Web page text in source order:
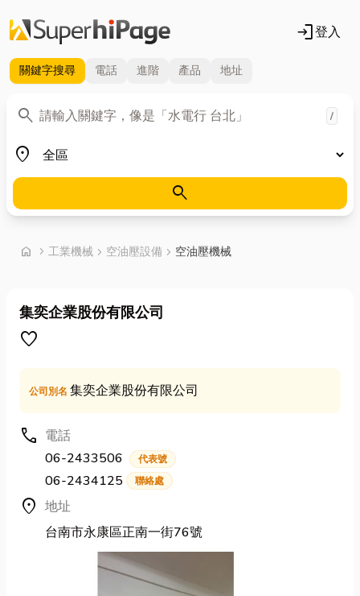
login登入
關鍵字搜尋 電話 進階 產品 地址
search
關鍵字 /
place
地區
search
home chevron_right 首頁
工業機械 chevron_right 空油壓設備 chevron_right 空油壓機械
集奕企業股份有限公司
favorite
公司別名 集奕企業股份有限公司
call 電話
06-2433506
代表號
06-2434125 聯絡處
location_on 地址
台南市永康區正南一街76號